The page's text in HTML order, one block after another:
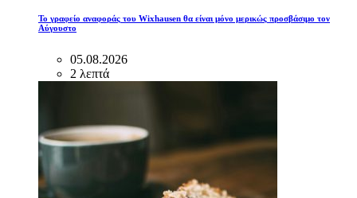
Το γραφείο αναφοράς του Wixhausen θα είναι μόνο μερικώς προσβάσιμο τον
Αύγουστο
05.08.2026
2 λεπτά